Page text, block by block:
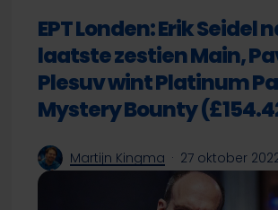
EPT Londen: Erik Seidel
laatste zestien Main,
Plesuv wint Platinum
Mystery Bounty
Martijn Kingma 27 oktober